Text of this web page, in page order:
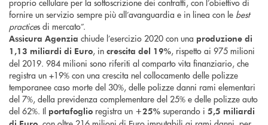
proprio cellulare per la sottoscrizione dei contratti, con l’obiettivo di
fornire un servizio sempre più all’avanguardia e in linea con le best
practices di mercato”.
Assicura Agenzia chiude l’esercizio 2020 con una produzione di
1,13 miliardi di Euro, in crescita del 19%, rispetto ai 975 milioni
del 2019. 984 milioni sono riferiti al comparto vita finanziario, che
registra un +19% con una crescita nel collocamento delle polizze
temporanee caso morte del 30%, delle polizze danni rami elementari
del 7%, della previdenza complementare del 25% e delle polizze auto
del 62%. Il portafoglio registra un +25% superando i 5,5 miliardi